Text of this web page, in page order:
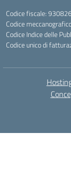
Codice fiscale:
Codice
Codice Indice delle
Codice unico di